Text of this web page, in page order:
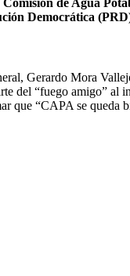
Democrática
Gerardo Mora
del “fuego amigo”
que “CAPA se queda